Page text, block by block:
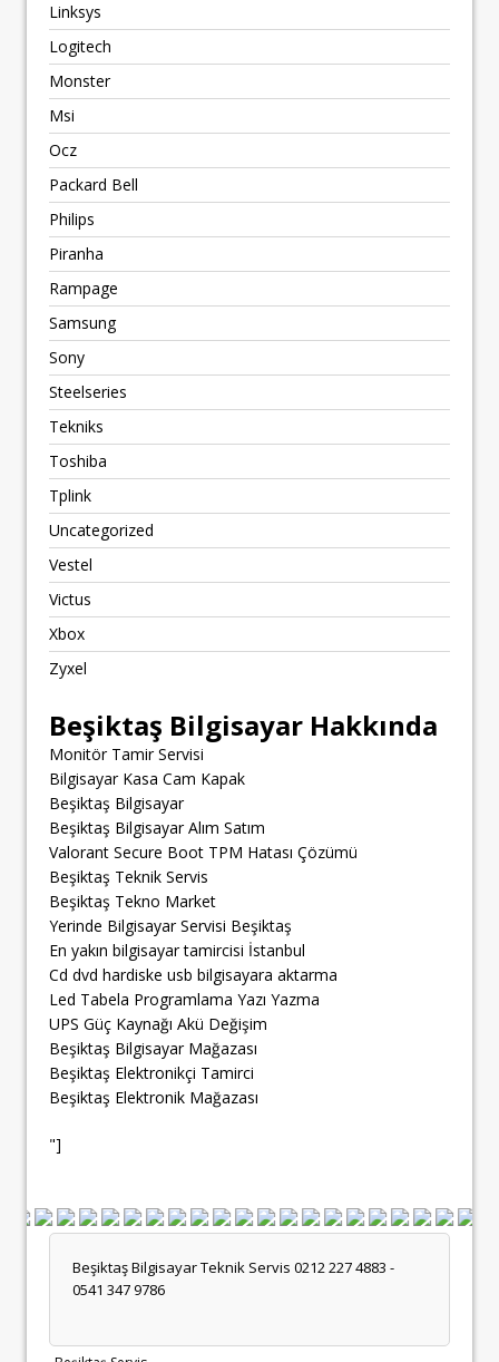
Linksys
Logitech
Monster
Msi
Ocz
Packard Bell
Philips
Piranha
Rampage
Samsung
Sony
Steelseries
Tekniks
Toshiba
Tplink
Uncategorized
Vestel
Victus
Xbox
Zyxel
Beşiktaş Bilgisayar Hakkında
Monitör Tamir Servisi
Bilgisayar Kasa Cam Kapak
Beşiktaş Bilgisayar
Beşiktaş Bilgisayar Alım Satım
Valorant Secure Boot TPM Hatası Çözümü
Beşiktaş Teknik Servis
Beşiktaş Tekno Market
Yerinde Bilgisayar Servisi Beşiktaş
En yakın bilgisayar tamircisi İstanbul
Cd dvd hardiske usb bilgisayara aktarma
Led Tabela Programlama Yazı Yazma
UPS Güç Kaynağı Akü Değişim
Beşiktaş Bilgisayar Mağazası
Beşiktaş Elektronikçi Tamirci
Beşiktaş Elektronik Mağazası
"]
Beşiktaş Bilgisayar Teknik Servis 0212 227 4883 -
0541 347 9786